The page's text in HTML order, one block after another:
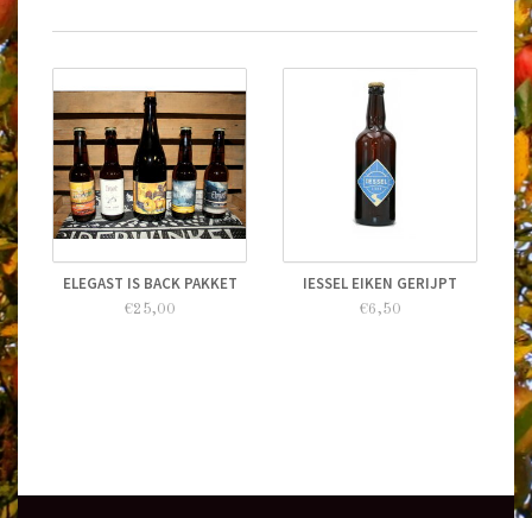
ELEGAST IS BACK PAKKET
€25,00
IESSEL EIKEN GERIJPT
€6,50